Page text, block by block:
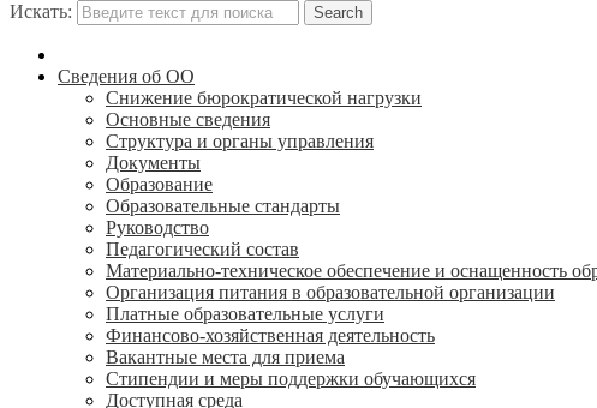
Искать:
Сведения об ОО
Снижение бюрократической нагрузки
Основные сведения
Структура и органы управления
Документы
Образование
Образовательные стандарты
Руководство
Педагогический состав
Материально-техническое обеспечение и оснащенность
Организация питания в образовательной организации
Платные образовательные услуги
Финансово-хозяйственная деятельность
Вакантные места для приема
Стипендии и меры поддержки обучающихся
Доступная среда